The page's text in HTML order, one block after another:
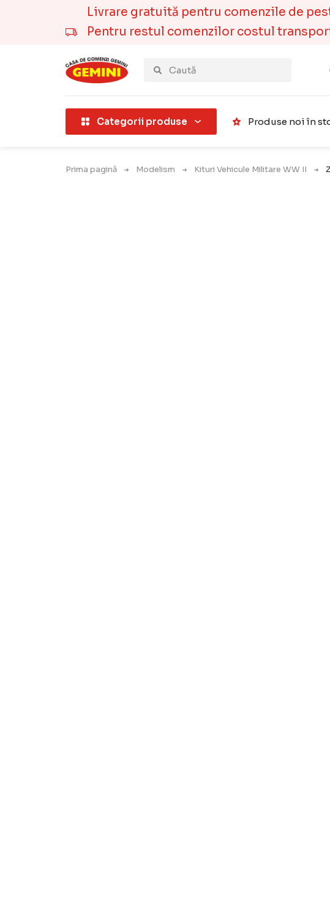
Livrare gratuită pentru comenzile de
Pentru restul comenzilor costul
Categorii produse Produse noi în
Prima pagină Modelism Kituri Vehicule Militare WW II